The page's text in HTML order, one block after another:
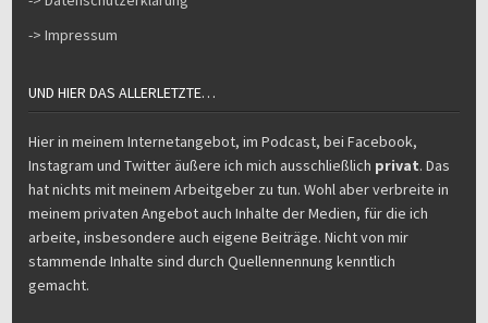
-> Impressum
UND HIER DAS ALLERLETZTE…
Hier in meinem Internetangebot, im Podcast, bei Facebook,
Instagram und Twitter äußere ich mich ausschließlich privat. Das
hat nichts mit meinem Arbeitgeber zu tun. Wohl aber verbreite in
meinem privaten Angebot auch Inhalte der Medien, für die ich
arbeite, insbesondere auch eigene Beiträge. Nicht von mir
stammende Inhalte sind durch Quellennennung kenntlich
gemacht.